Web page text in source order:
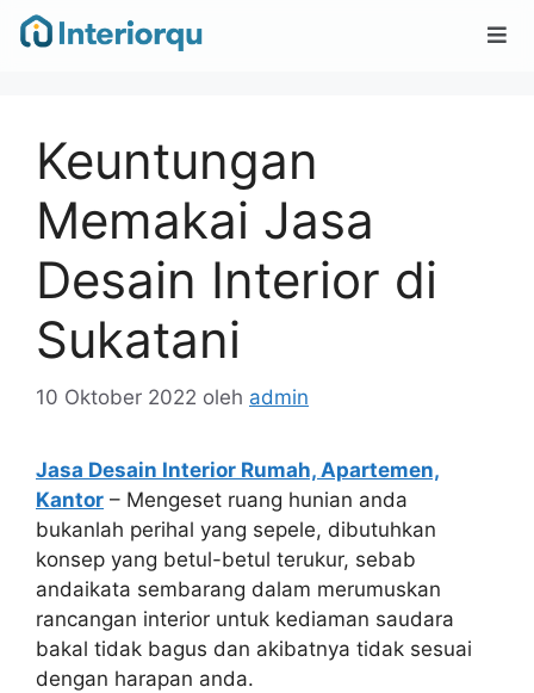
Keuntungan
Memakai Jasa
Desain Interior di
Sukatani
10 Oktober 2022 oleh admin
Jasa Desain Interior Rumah, Apartemen,
Kantor – Mengeset ruang hunian anda
bukanlah perihal yang sepele, dibutuhkan
konsep yang betul-betul terukur, sebab
andaikata sembarang dalam merumuskan
rancangan interior untuk kediaman saudara
bakal tidak bagus dan akibatnya tidak sesuai
dengan harapan anda.